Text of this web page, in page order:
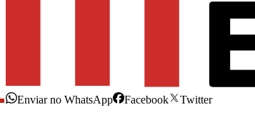
Enviar no WhatsApp Facebook
Twitter